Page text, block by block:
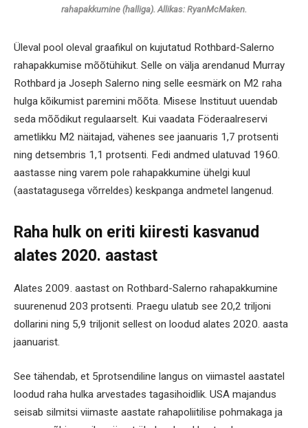
rahapakkumine (halliga). Allikas: RyanMcMaken.
Üleval pool oleval graafikul on kujutatud Rothbard-Salerno
rahapakkumise mõõtühikut. Selle on välja arendanud Murray
Rothbard ja Joseph Salerno ning selle eesmärk on M2 raha
hulga kõikumist paremini mõõta. Misese Instituut uuendab
seda mõõdikut regulaarselt. Kui vaadata Föderaalreservi
ametlikku M2 näitajad, vähenes see jaanuaris 1,7 protsenti
ning detsembris 1,1 protsenti. Fedi andmed ulatuvad 1960.
aastasse ning varem pole rahapakkumine ühelgi kuul
(aastatagusega võrreldes) keskpanga andmetel langenud.
Raha hulk on eriti kiiresti kasvanud
alates 2020. aastast
Alates 2009. aastast on Rothbard-Salerno rahapakkumine
suurenenud 203 protsenti. Praegu ulatub see 20,2 triljoni
dollarini ning 5,9 triljonit sellest on loodud alates 2020. aasta
jaanuarist.
See tähendab, et 5protsendiline langus on viimastel aastatel
loodud raha hulka arvestades tagasihoidlik. USA majandus
seisab silmitsi viimaste aastate rahapoliitilise pohmakaga ja